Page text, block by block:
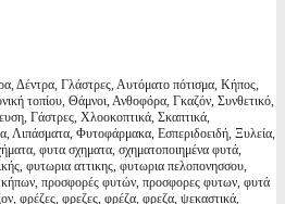
Δέντρα, Γλάστρες, Αυτόματο πότισμα, Κήπος,
τοπίου, Θάμνοι, Ανθοφόρα, Γκαζόν, Συνθετικό,
Γάστρες, Χλοοκοπτικά, Σκαπτικά,
Φυτοφάρμακα, Εσπεριδοειδή, Ξυλεία,
φυτα σχηματα, σχηματοποιημένα φυτά,
φυτωρια αττικης, φυτωρια πελοπονησσου,
προσφορές φυτών, προσφορες φυτων, φυτά
φρέζες, φρεζες, φρέζα, φρεζα, ψεκαστικά,